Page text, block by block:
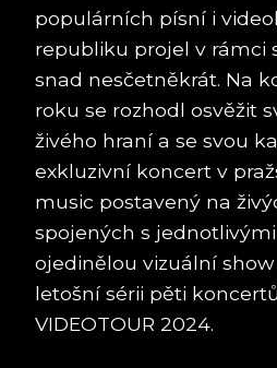
populárních písní i
republiku projel v rámci
snad nesčetněkrát. Na
roku se rozhodl osvěžit
živého hraní a se svou
exkluzivní koncert v
music postavený na
spojených s
ojedinělou vizuální
letošní sérii pěti
VIDEOTOUR 2024.